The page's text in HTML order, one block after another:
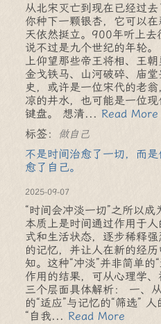
从北宋灭亡到现在已经过
你种下一颗银杏，它可以
天依然挺立。900年听上去
说不过是九个世纪的年轮
上仰望那些帝王将相、王
金戈铁马、山河破碎、庙
史，或许是一位宋代的老
凉的井水，也可能是一位
键盘。 想清... Read More
标签：
做自己
不是时间治愈了一切，而
愈了自己。
2025-09-07
“时间会冲淡一切”之所以成
本质上是时间通过作用于
式和生活状态，逐步稀释
的记忆，并让人在新的经
知。这种“冲淡”并非简单的
作用的结果，可从心理学
三个层面具体解析： 一、
的“适应”与记忆的“筛选”
“自我... Read More